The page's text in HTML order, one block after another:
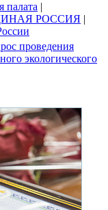
палата |
РОССИЯ |
проведения
экологического